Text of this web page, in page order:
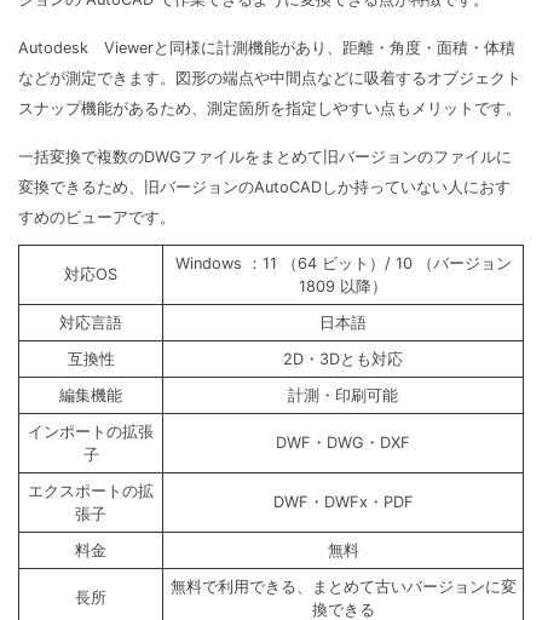
Autodesk Viewerと同様に計測機能があり、距離・角度・面積・体積
などが測定できます。図形の端点や中間点などに吸着するオブジェクト
スナップ機能があるため、測定箇所を指定しやすい点もメリットです。
一括変換で複数のDWGファイルをまとめて旧バージョンのファイルに
変換できるため、旧バージョンのAutoCADしか持っていない人におす
すめのビューアです。
対応OS
Windows ：11 （64 ビット）/ 10 （バージョン
1809 以降）
対応言語
日本語
互換性
2D・3Dとも対応
編集機能
計測・印刷可能
インポートの拡張
子
DWF・DWG・DXF
エクスポートの拡
張子
DWF・DWFx・PDF
料金 無料
長所
無料で利用できる、まとめて古いバージョンに変
換できる